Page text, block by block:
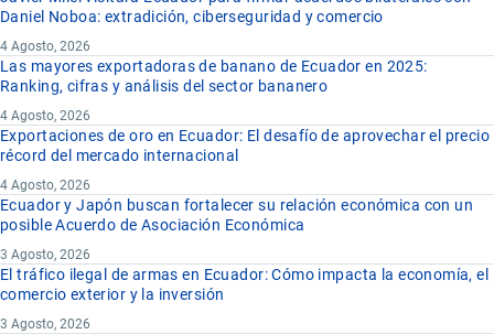
Daniel Noboa: extradición, ciberseguridad y comercio
4 Agosto, 2026
Las mayores exportadoras de banano de Ecuador en 2025:
Ranking, cifras y análisis del sector bananero
4 Agosto, 2026
Exportaciones de oro en Ecuador: El desafío de aprovechar el precio
récord del mercado internacional
4 Agosto, 2026
Ecuador y Japón buscan fortalecer su relación económica con un
posible Acuerdo de Asociación Económica
3 Agosto, 2026
El tráfico ilegal de armas en Ecuador: Cómo impacta la economía, el
comercio exterior y la inversión
3 Agosto, 2026